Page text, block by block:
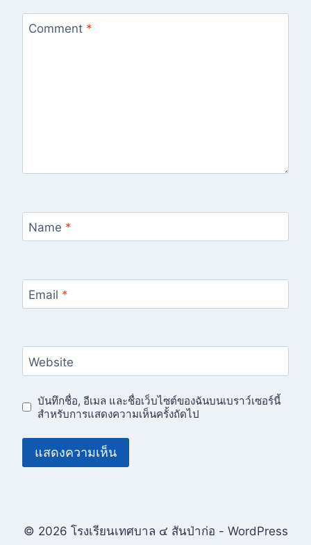
Comment *
Name *
Email *
Website
บันทึกชื่อ, อีเมล และชื่อเว็บไซต์ของฉันบนเบราว์เซอร์นี้
สำหรับการแสดงความเห็นครั้งถัดไป
© 2026 โรงเรียนเทศบาล ๔ สันป่าก่อ - WordPress